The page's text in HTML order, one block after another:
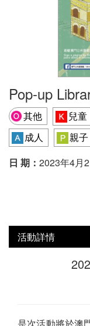
Pop-up
其他 兒童
成人
親子
日 期： 2023年4月
活動詳情
是次活動將於澳